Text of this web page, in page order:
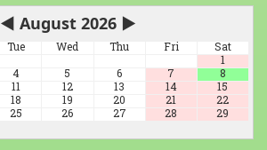
◀ August 2026 ▶
Tue Wed Thu Fri
Sat
1
4 5 6 7
8
11 12 13 14
15
18 19 20 21
22
25 26 27 28
29